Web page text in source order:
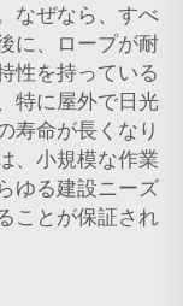
なぜなら、すべ
に、ロープが耐
性を持っている
特に屋外で日光
寿命が長くなり
、小規模な作業
ゆる建設ニーズ
ことが保証され